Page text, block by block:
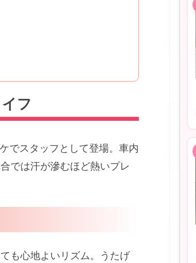
フ
でスタッフとして登場。車内
では汗が滲むほど熱いプレ
も心地よいリズム。うたげ